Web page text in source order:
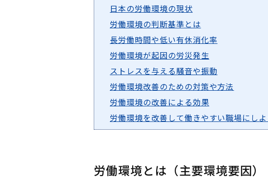
日本の労働環境の現状
労働環境の判断基準とは
長労働時間や低い有休消化率
労働環境が起因の労災発生
ストレスを与える騒音や振動
労働環境改善のための対策や方法
労働環境の改善による効果
労働環境を改善して働きやすい職場にしよ
労働環境とは（主要環境要因）